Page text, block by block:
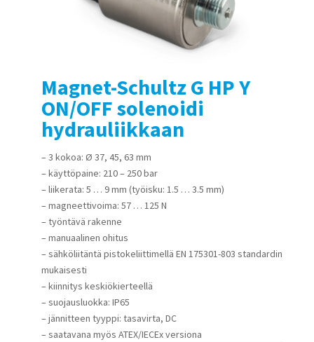
Magnet-Schultz G HP Y
ON/OFF solenoidi
hydrauliikkaan
– 3 kokoa: Ø 37, 45, 63 mm
– käyttöpaine: 210 – 250 bar
– liikerata: 5 … 9 mm (työisku: 1.5 … 3.5 mm)
– magneettivoima: 57 … 125 N
– työntävä rakenne
– manuaalinen ohitus
– sähköliitäntä pistokeliittimellä EN 175301-803 standardin
mukaisesti
– kiinnitys keskiökierteellä
– suojausluokka: IP65
– jännitteen tyyppi: tasavirta, DC
– saatavana myös ATEX/IECEx versiona